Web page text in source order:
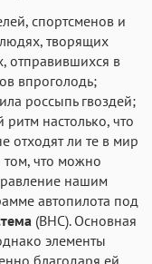
спортсменов и
творящих
отправившихся в
впроголодь;
россыпь гвоздей;
настолько, что
отходят ли те в мир
что можно
нашим
автопилота под
(ВНС). Основная
элементы
благодаря ей